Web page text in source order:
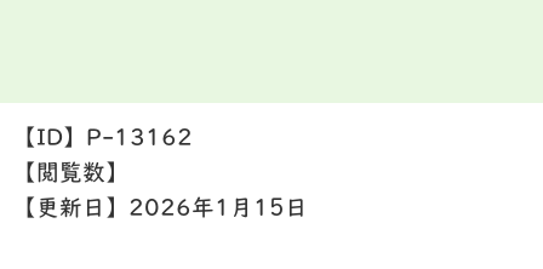
【ID】 P-13162
【閲覧数】
【更新日】 2026年1月15日